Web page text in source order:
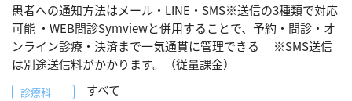
患者への通知方法はメール・LINE・SMS※送信の3種類で対応
可能 ・WEB問診Symviewと併用することで、予約・問診・オ
ンライン診療・決済まで一気通貫に管理できる ※SMS送信
は別途送信料がかかります。（従量課金）
診療科 すべて